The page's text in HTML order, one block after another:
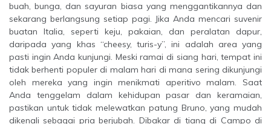
buah, bunga, dan sayuran biasa yang menggantikannya dan
sekarang berlangsung setiap pagi. Jika Anda mencari suvenir
buatan Italia, seperti keju, pakaian, dan peralatan dapur,
daripada yang khas “cheesy, turis-y”, ini adalah area yang
pasti ingin Anda kunjungi. Meski ramai di siang hari, tempat ini
tidak berhenti populer di malam hari di mana sering dikunjungi
oleh mereka yang ingin menikmati aperitivo malam. Saat
Anda tenggelam dalam kehidupan pasar dan keramaian,
pastikan untuk tidak melewatkan patung Bruno, yang mudah
dikenali sebagai pria berjubah. Dibakar di tiang di Campo di